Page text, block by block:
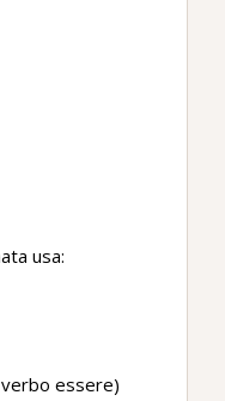
usa:
essere)